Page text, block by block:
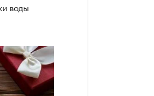
воды